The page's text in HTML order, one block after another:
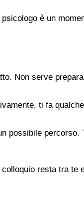
è un
Non serve
ti fa
possibile
resta tra te